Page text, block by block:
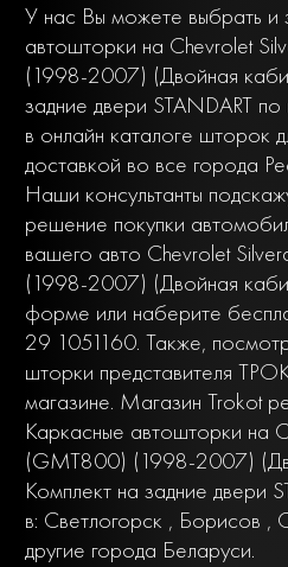
У нас Вы можете выбрать и
автошторки на Chevrolet
(1998-2007) (Двойная
задние двери STANDART
в онлайн каталоге шторок
доставкой во все города
Наши консультанты
решение покупки
вашего авто Chevrolet
(1998-2007) (Двойная
форме или наберите
29 1051160. Также,
шторки представителя
магазине. Магазин Trokot
Каркасные автошторки на
(GMT800) (1998-2007)
Комплект на задние двери
в: Светлогорск , Борисов ,
другие города Беларуси.